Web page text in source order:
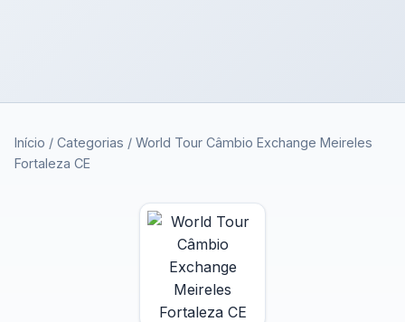
Início / Categorias / World Tour Câmbio Exchange Meireles
Fortaleza CE